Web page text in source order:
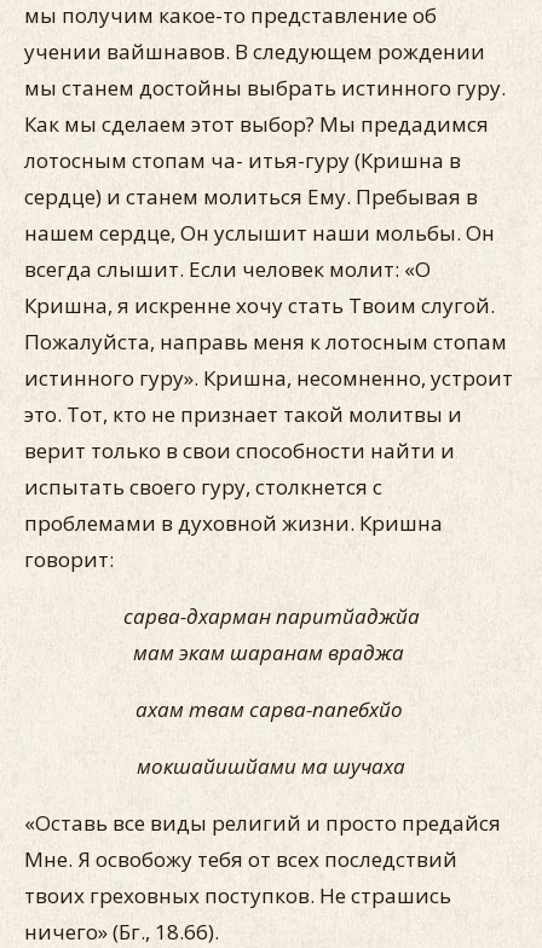
мы получим ка­кое-то представление об
учении вайшнавов. В следующем рождении
мы станем достойны выбрать истинного гуру.
Как мы сделаем этот выбор? Мы предадимся
лотосным стопам ча- итья-гуру (Кришна в
сердце) и станем молиться Ему. Пребы­вая в
нашем сердце, Он услышит наши мольбы. Он
всегда слы­шит. Если человек молит: «О
Кришна, я искренне хочу стать Твоим слугой.
Пожалуйста, направь меня к лотосным стопам
истинного гуру». Кришна, несомненно, устроит
это. Тот, кто не признает такой молитвы и
верит только в свои способности найти и
испытать своего гуру, столкнется с
проблемами в ду­ховной жизни. Кришна
говорит:
сарва-дхарман паритйаджйа
мам экам шаранам враджа
ахам твам сарва-папебхйо
мокшайишйами ма шучаха
«Оставь все виды религий и просто предайся
Мне. Я осво­божу тебя от всех последствий
твоих греховных поступков. Не страшись
ничего» (Бг., 18.66).